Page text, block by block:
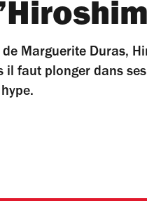
Marguerite Duras,
faut plonger dans